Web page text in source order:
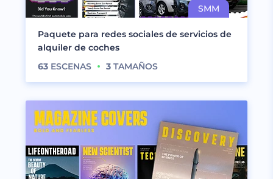
Paquete para redes sociales de servicios de
alquiler de coches
63 ESCENAS 3 TAMAÑOS